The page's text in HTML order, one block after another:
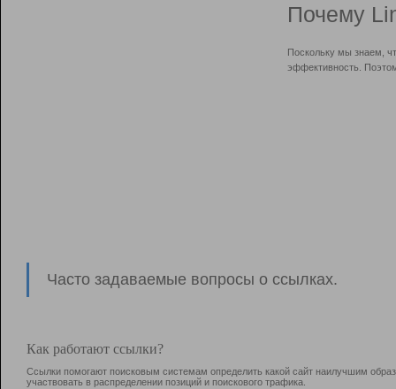
Почему
Поскольку мы знаем,
эффективность.
Часто задаваемые вопросы о ссылках.
Как работают ссылки?
Ссылки помогают поисковым системам определить какой сайт наилучшим
участвовать в раcпределении позиций и поискового трафика.